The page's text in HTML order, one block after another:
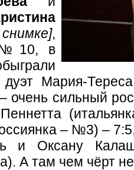
,
№10, в
дуэт Мария-
очень сильный
Пеннетта
– №3) –
и Оксану
А там чем чёрт